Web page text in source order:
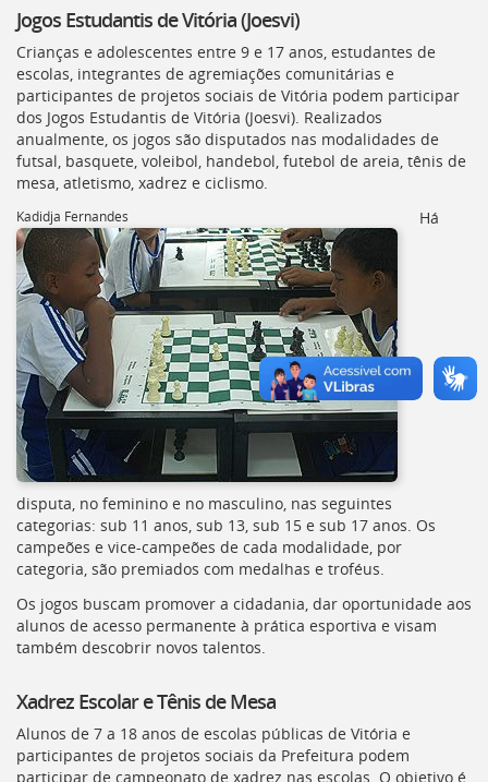
desta
página
[]
Ir
para
a
busca
[]
Voltar
para
o
início
deste
menu
[]
Jogos Estudantis de Vitória (Joesvi)
Crianças e adolescentes entre 9 e 17 anos, estudantes de
escolas, integrantes de agremiações comunitárias e
participantes de projetos sociais de Vitória podem participar
dos Jogos Estudantis de Vitória (Joesvi). Realizados
anualmente, os jogos são disputados nas modalidades de
futsal, basquete, voleibol, handebol, futebol de areia, tênis de
mesa, atletismo, xadrez e ciclismo.
Kadidja Fernandes Há
disputa, no feminino e no masculino, nas seguintes
categorias: sub 11 anos, sub 13, sub 15 e sub 17 anos. Os
campeões e vice-campeões de cada modalidade, por
categoria, são premiados com medalhas e troféus.
Os jogos buscam promover a cidadania, dar oportunidade aos
alunos de acesso permanente à prática esportiva e visam
também descobrir novos talentos.
Xadrez Escolar e Tênis de Mesa
Alunos de 7 a 18 anos de escolas públicas de Vitória e
participantes de projetos sociais da Prefeitura podem
participar de campeonato de xadrez nas escolas. O objetivo é